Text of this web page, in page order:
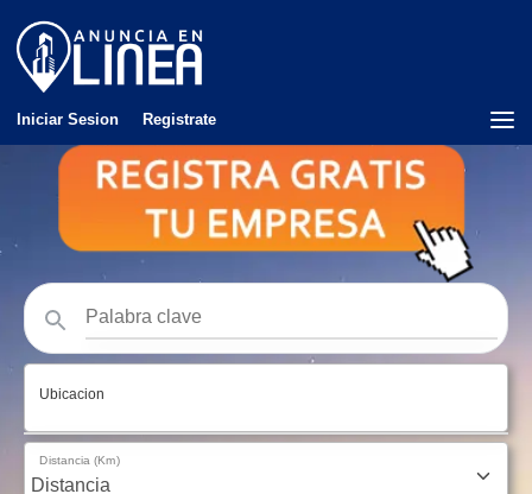
Iniciar Sesion Registrate
Ubicacion
Distancia (Km)